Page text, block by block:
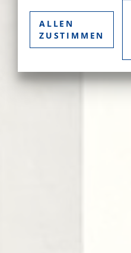
ALLEN
ZUSTIMMEN